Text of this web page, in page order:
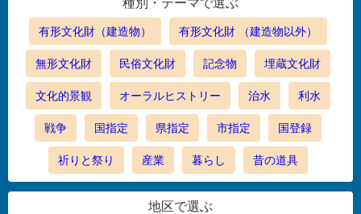
種別・テーマで選ぶ
有形文化財（建造物） 有形文化財 （建造物以外）
無形文化財 民俗文化財 記念物 埋蔵文化財
文化的景観 オーラルヒストリー 治水 利水
戦争 国指定 県指定 市指定 国登録
祈りと祭り 産業 暮らし 昔の道具
地区で選ぶ